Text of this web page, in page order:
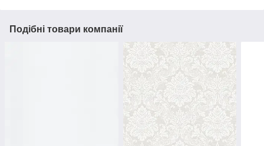
Подібні товари компанії